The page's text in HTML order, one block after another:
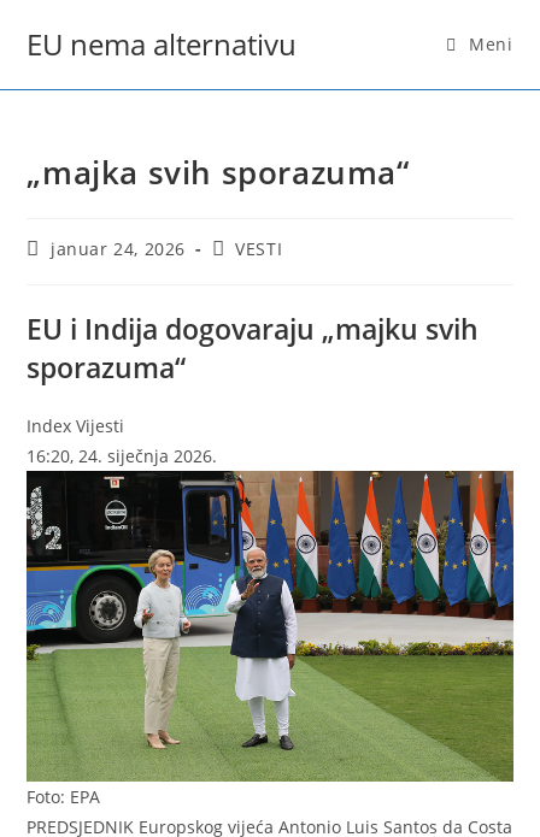
EU nema alternativu Meni
„majka svih sporazuma“
Postjanuar 24, 2026
PostVESTI
EU i Indija dogovaraju „majku svih
sporazuma“
Index Vijesti
16:20, 24. siječnja 2026.
Foto: EPA
PREDSJEDNIK Europskog vijeća Antonio Luis Santos da Costa